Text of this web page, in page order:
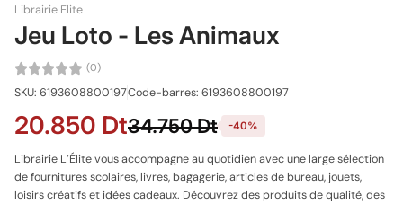
Librairie Elite
Jeu Loto - Les Animaux
(0)
SKU: 6193608800197Code-barres: 6193608800197
20.850 Dt34.750 Dt -40%
Librairie L’Élite vous accompagne au quotidien avec une large sélection
de fournitures scolaires, livres, bagagerie, articles de bureau, jouets,
loisirs créatifs et idées cadeaux. Découvrez des produits de qualité, des